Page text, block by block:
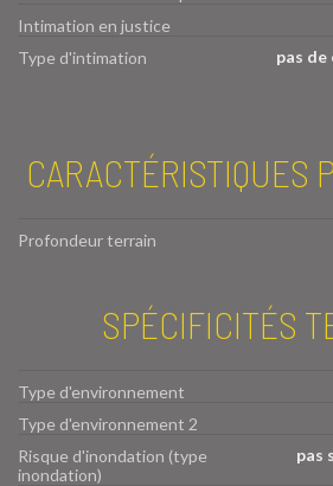
Intimation en justice
Type d'intimation
pas
CARACTÉRISTIQUES
Profondeur terrain
SPÉCIFICITÉS
Type d'environnement
Type d'environnement 2
Risque d'inondation (type
inondation)
pas